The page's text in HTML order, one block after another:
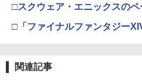
トローラー
￥2,618
5
￥10,780
□スクウェア・エニックスのペ
□「ファイナルファンタジー
関連記事